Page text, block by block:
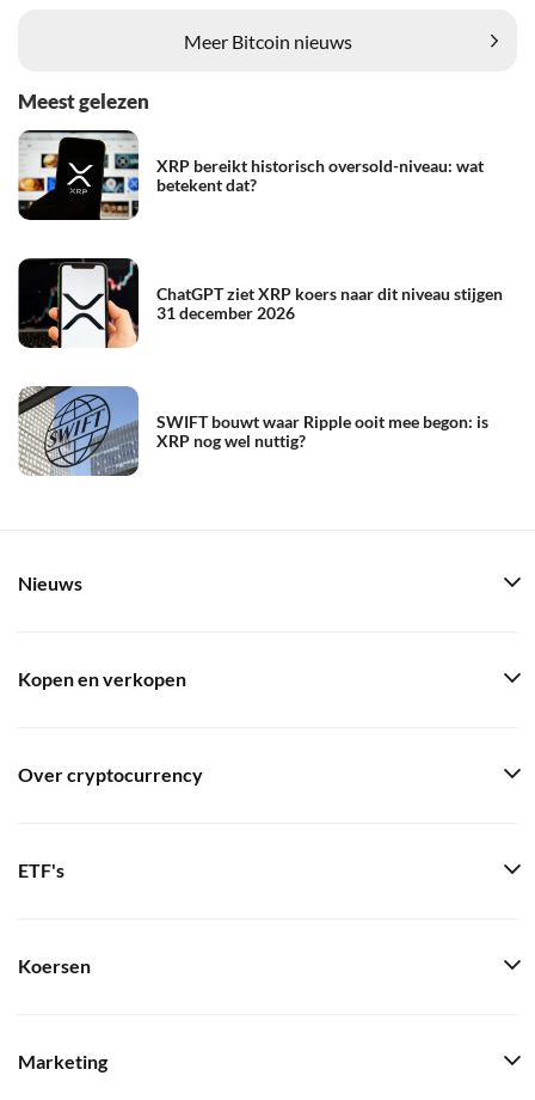
Meer Bitcoin nieuws
Meest gelezen
XRP bereikt historisch oversold-niveau: wat
betekent dat?
ChatGPT ziet XRP koers naar dit niveau stijgen
31 december 2026
SWIFT bouwt waar Ripple ooit mee begon: is
XRP nog wel nuttig?
Nieuws
Kopen en verkopen
Over cryptocurrency
ETF's
Koersen
Marketing